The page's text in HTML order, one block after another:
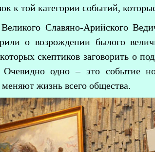
к той категории событий,
Славяно-Арийского
о возрождении былого
скептиков заговорить о
одно – это событие
жизнь всего общества.